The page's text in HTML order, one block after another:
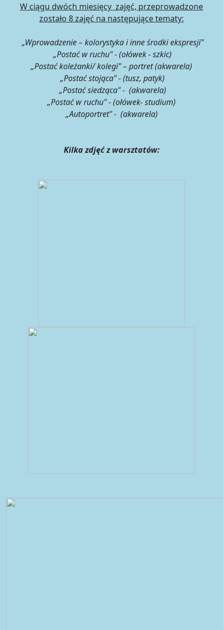
W ciągu dwóch miesięcy zajęć, przeprowadzone
zostało 8 zajęć na następujące tematy:
„Wprowadzenie – kolorystyka i inne środki ekspresji"
„Postać w ruchu" - (ołówek - szkic)
„Postać koleżanki/ kolegi" – portret (akwarela)
„Postać stojąca" - (tusz, patyk)
„Postać siedząca" - (akwarela)
„Postać w ruchu" - (ołówek- studium)
„Autoportret" - (akwarela)
Kilka zdjęć z warsztatów: